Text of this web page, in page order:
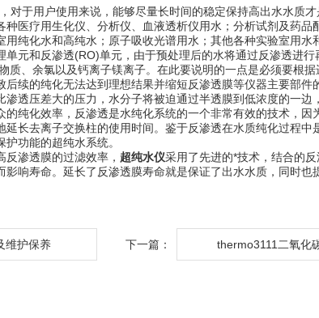
对于用户使用来说，能够尽量长时间的稳定保持高出水水质
医疗用生化仪、分析仪、血液透析仪用水；分析试剂及药品
纯化水和高纯水；原子吸收光谱用水；其他各种实验室用水
单元和反渗透(RO)单元，由于预处理后的水将通过反渗透进
质、余氯以及钙离子镁离子。在此要说明的一点是必须要根
续的纯化无法达到理想结果并缩短反渗透膜等仪器主要部件
压差大的压力，水分子将被迫通过半透膜到低浓度的一边
纯化效率，反渗透是水纯化系统的一个非常有效的技术，因
长去离子交换柱的使用时间。鉴于反渗透在水质纯化过程中
功能的超纯水系统。
渗透膜的过滤效率， 超纯水仪采用了先进的*技术，结合的
响寿命。延长了反渗透膜寿命就是保证了出水水质，同时也
维护保养 下一篇： thermo3111二氧化